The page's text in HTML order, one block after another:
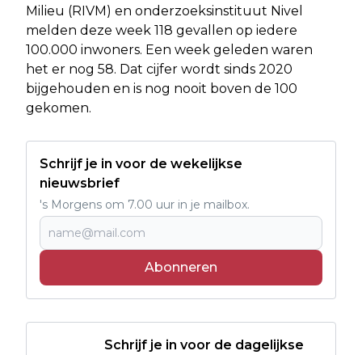
Milieu (RIVM) en onderzoeksinstituut Nivel
melden deze week 118 gevallen op iedere
100.000 inwoners. Een week geleden waren
het er nog 58. Dat cijfer wordt sinds 2020
bijgehouden en is nog nooit boven de 100
gekomen.
Schrijf je in voor de wekelijkse
nieuwsbrief
's Morgens om 7.00 uur in je mailbox.
Abonneren
Schrijf je in voor de dagelijkse